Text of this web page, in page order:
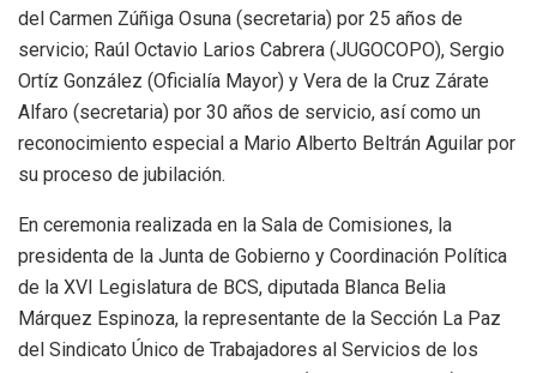
del Carmen Zúñiga Osuna (secretaria) por 25 años de
servicio; Raúl Octavio Larios Cabrera (JUGOCOPO), Sergio
Ortíz González (Oficialía Mayor) y Vera de la Cruz Zárate
Alfaro (secretaria) por 30 años de servicio, así como un
reconocimiento especial a Mario Alberto Beltrán Aguilar por
su proceso de jubilación.
En ceremonia realizada en la Sala de Comisiones, la
presidenta de la Junta de Gobierno y Coordinación Política
de la XVI Legislatura de BCS, diputada Blanca Belia
Márquez Espinoza, la representante de la Sección La Paz
del Sindicato Único de Trabajadores al Servicios de los